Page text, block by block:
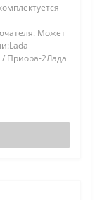
Может
Приора-2Лада